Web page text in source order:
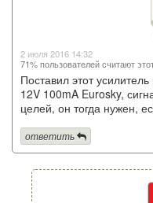
2 июля 2016 14:32
71% пользователей считают
Поставил этот
12V 100mA Eurosky,
целей, он тогда нужен,
ответить